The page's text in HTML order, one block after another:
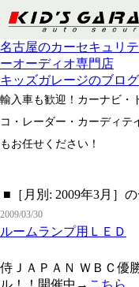
名古屋のカーセキュリ
ーオーディオ専門店
キッズガレージのブログ
輸入車も歓迎！カーナビ・
コ・レーダー・カーディテ
もお任せください！
■［月別: 2009年3月］
2009/03/30
ルームランプ用ＬＥＤ
侍ＪＡＰＡＮ ＷＢＣ優
ル！！開催中→ こちら